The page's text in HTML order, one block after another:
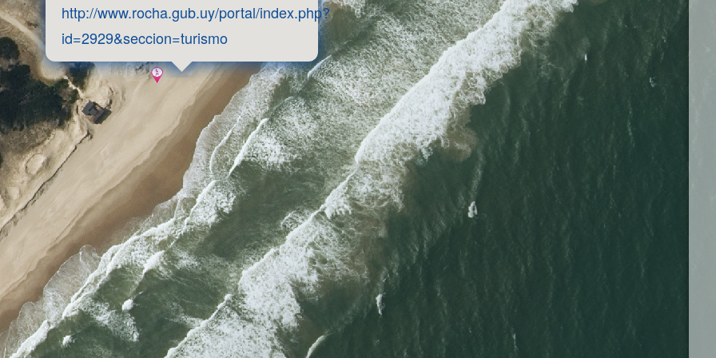
http://www.rocha.gub.uy/portal/index.php?
id=2929&seccion=turismo